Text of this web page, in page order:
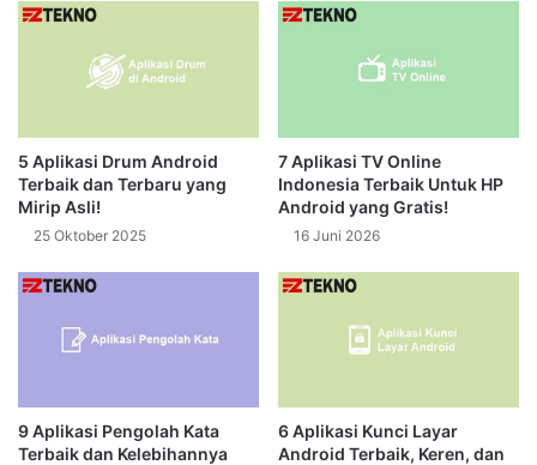
5 Aplikasi Drum Android
Terbaik dan Terbaru yang
Mirip Asli!
25 Oktober 2025
7 Aplikasi TV Online
Indonesia Terbaik Untuk HP
Android yang Gratis!
16 Juni 2026
9 Aplikasi Pengolah Kata
Terbaik dan Kelebihannya
6 Aplikasi Kunci Layar
Android Terbaik, Keren, dan